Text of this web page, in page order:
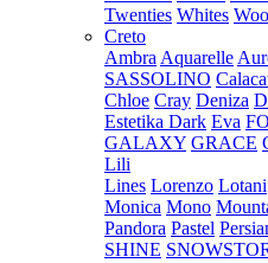
Twenties Whites
Creto
Ambra Aquarelle
SASSOLINO
Chloe Cray Deniza
Estetika Dark Eva
GALAXY GRACE
Lili
Lines Lorenzo Lotani
Monica Mono
Pandora Pastel
SHINE